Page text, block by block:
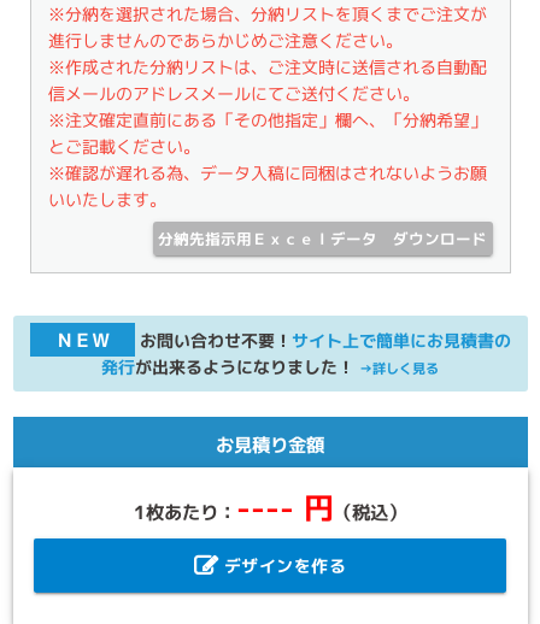
※分納を選択された場合、分納リストを頂くまでご注文が
進行しませんのであらかじめご注意ください。
※作成された分納リストは、ご注文時に送信される自動配
信メールのアドレスメールにてご送付ください。
※注文確定直前にある「その他指定」欄へ、「分納希望」
とご記載ください。
※確認が遅れる為、データ入稿に同梱はされないようお願
いいたします。
分納先指示用Ｅｘｃｅｌデータ ダウンロード
ＮＥＷ お問い合わせ不要！ サイト上で簡単にお見積書の
発行が出来るようになりました！ →詳しく見る
お見積り金額
1枚あたり： ---- 円 （税込）
デザインを作る